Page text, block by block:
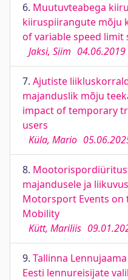
6. Muutuvteabega
kiiruspiirangute mõju
of variable speed limit
Jaksi, Siim 04.06.2019
7. Ajutiste
majanduslik mõju
impact of temporary
users
Küla, Mario
8.
majandusele ja
Motorsport Events on
Mobility
Kütt, Mariliis
9. Tallinna
Eesti lennureisijate